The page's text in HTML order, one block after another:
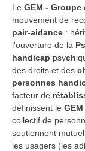
Le GEM -
mouvement de
pair-aidance :
l'ouverture de la
handicap psych
des droits et des
personnes
facteur de
définissent le GEM
collectif de
soutiennent
les usagers (les